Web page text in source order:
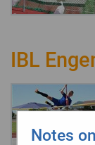
IBL
Notes